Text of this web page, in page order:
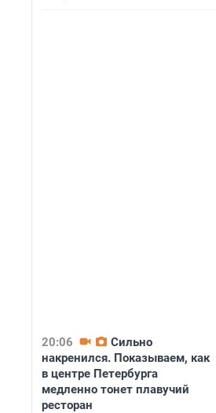
20:06
Сильно
накренился. Показываем, как
в центре Петербурга
медленно тонет плавучий
ресторан